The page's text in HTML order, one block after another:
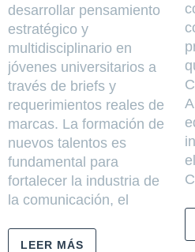
desarrollar pensamiento
estratégico y
multidisciplinario en
jóvenes universitarios a
través de briefs y
requerimientos reales de
marcas. La formación de
nuevos talentos es
fundamental para
fortalecer la industria de
la comunicación, el
LEER MÁS